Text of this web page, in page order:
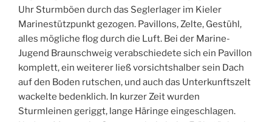
Uhr Sturmböen durch das Seglerlager im Kieler
Marinestützpunkt gezogen. Pavillons, Zelte, Gestühl,
alles mögliche flog durch die Luft. Bei der Marine-
Jugend Braunschweig verabschiedete sich ein Pavillon
komplett, ein weiterer ließ vorsichtshalber sein Dach
auf den Boden rutschen, und auch das Unterkunftszelt
wackelte bedenklich. In kurzer Zeit wurden
Sturmleinen geriggt, lange Häringe eingeschlagen.